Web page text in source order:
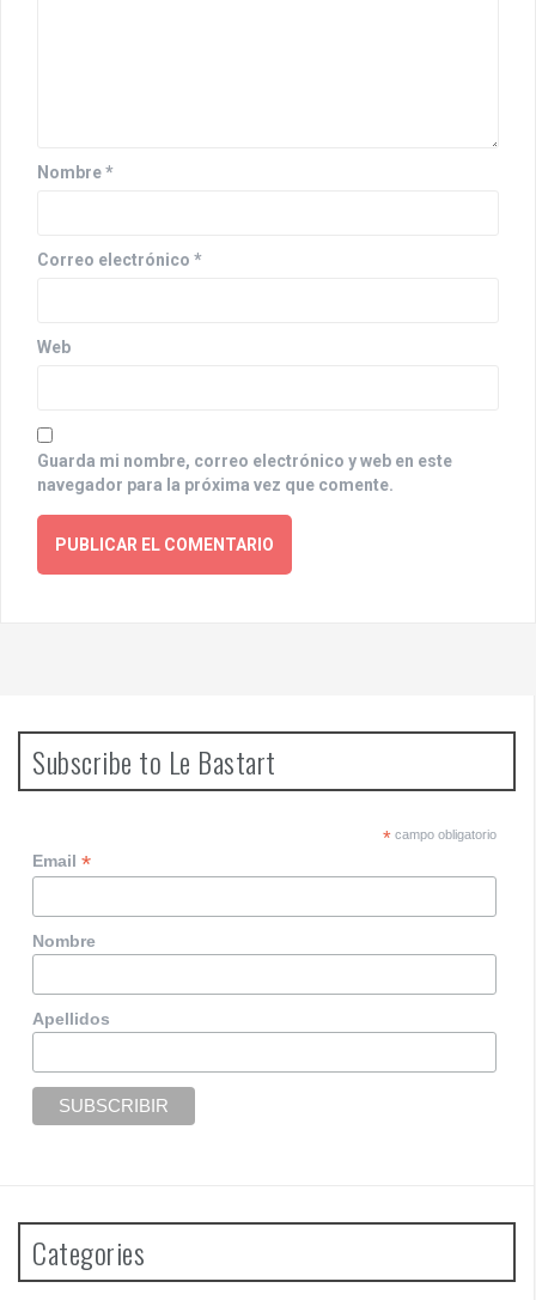
o
Nombre*
Correo electrónico *
Web
Guarda mi nombre, correo electrónico y web en este
navegador para la próxima vez que comente.
Subscribe to Le Bastart
*campo obligatorio
Email*
Nombre
Apellidos
Categories